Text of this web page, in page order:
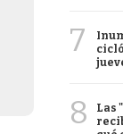
7
8
Las